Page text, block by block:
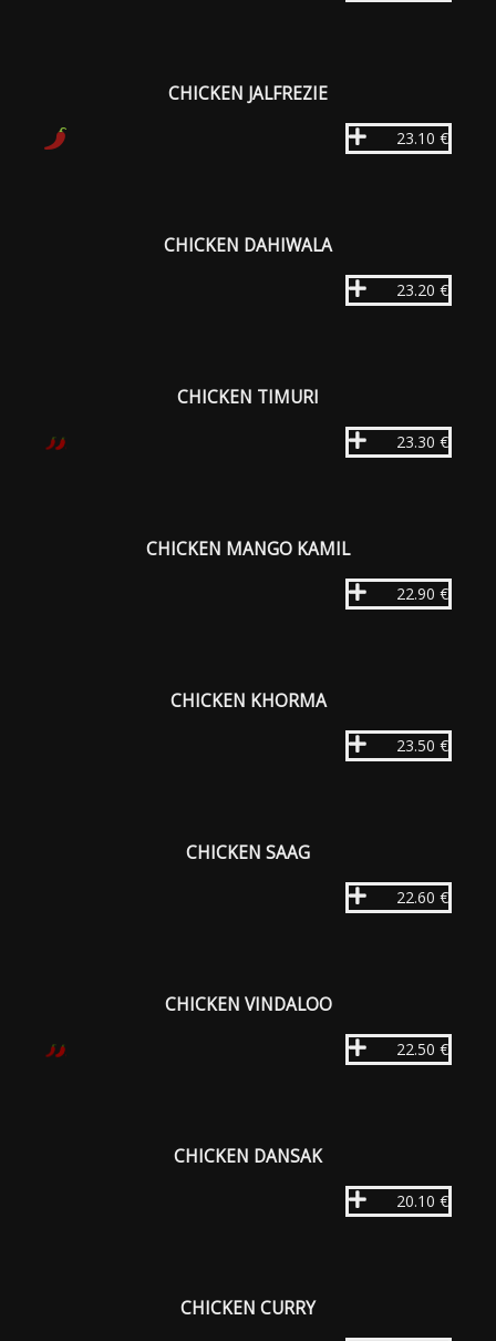
CHICKEN JALFREZIE
23.10 €
CHICKEN DAHIWALA
23.20 €
CHICKEN TIMURI
23.30 €
CHICKEN MANGO KAMIL
22.90 €
CHICKEN KHORMA
23.50 €
CHICKEN SAAG
22.60 €
CHICKEN VINDALOO
22.50 €
CHICKEN DANSAK
20.10 €
CHICKEN CURRY